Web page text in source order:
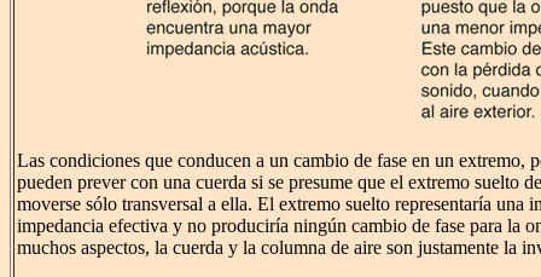
Las condiciones que conducen a un cambio de fase en un extremo,
pueden prever con una cuerda si se presume que el extremo suelto
moverse sólo transversal a ella. El extremo suelto representaría una
impedancia efectiva y no produciría ningún cambio de fase para la
muchos aspectos, la cuerda y la columna de aire son justamente la